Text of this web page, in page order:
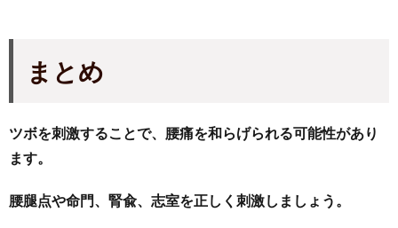
まとめ
ツボを刺激することで、腰痛を和らげられる可能性があり
ます。
腰腿点や命門、腎兪、志室を正しく刺激しましょう。